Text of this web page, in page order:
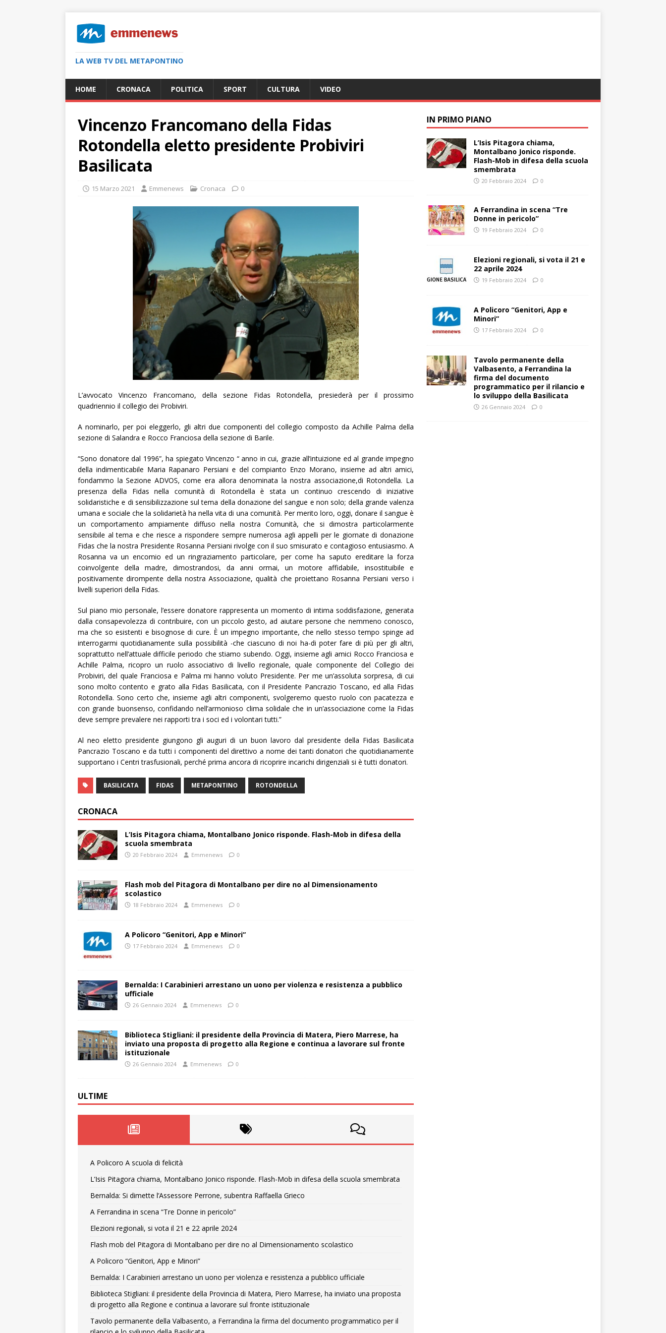
LA WEB TV DEL METAPONTINO
HOME CRONACA POLITICA SPORT CULTURA VIDEO
Vincenzo Francomano della Fidas
Rotondella eletto presidente Probiviri
Basilicata
15 Marzo 2021 Emmenews Cronaca 0
L’avvocato Vincenzo Francomano, della sezione Fidas Rotondella, presiederà per il prossimo
quadriennio il collegio dei Probiviri.
A nominarlo, per poi eleggerlo, gli altri due componenti del collegio composto da Achille Palma della
sezione di Salandra e Rocco Franciosa della sezione di Barile.
“Sono donatore dal 1996”, ha spiegato Vincenzo “ anno in cui, grazie all’intuizione ed al grande impegno
della indimenticabile Maria Rapanaro Persiani e del compianto Enzo Morano, insieme ad altri amici,
fondammo la Sezione ADVOS, come era allora denominata la nostra associazione,di Rotondella. La
presenza della Fidas nella comunità di Rotondella è stata un continuo crescendo di iniziative
solidaristiche e di sensibilizzazione sul tema della donazione del sangue e non solo; della grande valenza
umana e sociale che la solidarietà ha nella vita di una comunità. Per merito loro, oggi, donare il sangue è
un comportamento ampiamente diffuso nella nostra Comunità, che si dimostra particolarmente
sensibile al tema e che riesce a rispondere sempre numerosa agli appelli per le giornate di donazione
Fidas che la nostra Presidente Rosanna Persiani rivolge con il suo smisurato e contagioso entusiasmo. A
Rosanna va un encomio ed un ringraziamento particolare, per come ha saputo ereditare la forza
coinvolgente della madre, dimostrandosi, da anni ormai, un motore affidabile, insostituibile e
positivamente dirompente della nostra Associazione, qualità che proiettano Rosanna Persiani verso i
livelli superiori della Fidas.
Sul piano mio personale, l’essere donatore rappresenta un momento di intima soddisfazione, generata
dalla consapevolezza di contribuire, con un piccolo gesto, ad aiutare persone che nemmeno conosco,
ma che so esistenti e bisognose di cure. È un impegno importante, che nello stesso tempo spinge ad
interrogarmi quotidianamente sulla possibilità -che ciascuno di noi ha-di poter fare di più per gli altri,
soprattutto nell’attuale difficile periodo che stiamo subendo. Oggi, insieme agli amici Rocco Franciosa e
Achille Palma, ricopro un ruolo associativo di livello regionale, quale componente del Collegio dei
Probiviri, del quale Franciosa e Palma mi hanno voluto Presidente. Per me un’assoluta sorpresa, di cui
sono molto contento e grato alla Fidas Basilicata, con il Presidente Pancrazio Toscano, ed alla Fidas
Rotondella. Sono certo che, insieme agli altri componenti, svolgeremo questo ruolo con pacatezza e
con grande buonsenso, confidando nell’armonioso clima solidale che in un’associazione come la Fidas
deve sempre prevalere nei rapporti tra i soci ed i volontari tutti.”
Al neo eletto presidente giungono gli auguri di un buon lavoro dal presidente della Fidas Basilicata
Pancrazio Toscano e da tutti i componenti del direttivo a nome dei tanti donatori che quotidianamente
supportano i Centri trasfusionali, perché prima ancora di ricoprire incarichi dirigenziali si è tutti donatori.
BASILICATA FIDAS METAPONTINO ROTONDELLA
CRONACA
L’Isis Pitagora chiama, Montalbano Jonico risponde. Flash-Mob in difesa della
scuola smembrata
20 Febbraio 2024 Emmenews 0
Flash mob del Pitagora di Montalbano per dire no al Dimensionamento
scolastico
18 Febbraio 2024 Emmenews 0
A Policoro “Genitori, App e Minori”
17 Febbraio 2024 Emmenews 0
Bernalda: I Carabinieri arrestano un uono per violenza e resistenza a pubblico
ufficiale
26 Gennaio 2024 Emmenews 0
Biblioteca Stigliani: il presidente della Provincia di Matera, Piero Marrese, ha
inviato una proposta di progetto alla Regione e continua a lavorare sul fronte
istituzionale
26 Gennaio 2024 Emmenews 0
ULTIME
A Policoro A scuola di felicità
L’Isis Pitagora chiama, Montalbano Jonico risponde. Flash-Mob in difesa della scuola smembrata
Bernalda: Si dimette l’Assessore Perrone, subentra Raffaella Grieco
A Ferrandina in scena “Tre Donne in pericolo”
Elezioni regionali, si vota il 21 e 22 aprile 2024
Flash mob del Pitagora di Montalbano per dire no al Dimensionamento scolastico
A Policoro “Genitori, App e Minori”
Bernalda: I Carabinieri arrestano un uono per violenza e resistenza a pubblico ufficiale
Biblioteca Stigliani: il presidente della Provincia di Matera, Piero Marrese, ha inviato una proposta
di progetto alla Regione e continua a lavorare sul fronte istituzionale
Tavolo permanente della Valbasento, a Ferrandina la firma del documento programmatico per il
IN PRIMO PIANO
L’Isis Pitagora chiama,
Montalbano Jonico risponde.
Flash-Mob in difesa della scuola
smembrata
20 Febbraio 2024 0
A Ferrandina in scena “Tre
Donne in pericolo”
19 Febbraio 2024 0
Elezioni regionali, si vota il 21 e
22 aprile 2024
19 Febbraio 2024 0
A Policoro “Genitori, App e
Minori”
17 Febbraio 2024 0
Tavolo permanente della
Valbasento, a Ferrandina la
firma del documento
programmatico per il rilancio e
lo sviluppo della Basilicata
26 Gennaio 2024 0